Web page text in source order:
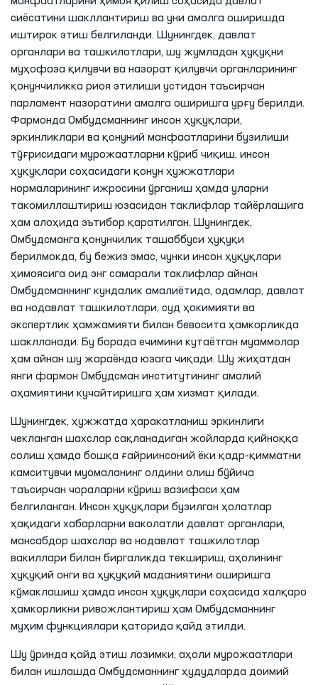
сиёсатини шакллантириш ва уни амалга оширишда
иштирок этиш белгиланди. Шунингдек, давлат
органлари ва ташкилотлари, шу жумладан ҳуқуқни
муҳофаза қилувчи ва назорат қилувчи органларининг
қонунчиликка риоя этилиши устидан таъсирчан
парламент назоратини амалга оширишга урғу берилди.
Фармонда Омбудсманнинг инсон ҳуқуқлари,
эркинликлари ва қонуний манфаатларини бузилиши
тўғрисидаги мурожаатларни кўриб чиқиш, инсон
ҳуқуқлари соҳасидаги қонун ҳужжатлари
нормаларининг ижросини ўрганиш ҳамда уларни
такомиллаштириш юзасидан таклифлар тайёрлашига
ҳам алоҳида эътибор қаратилган. Шунингдек,
Омбудсманга қонунчилик ташаббуси ҳуқуқи
берилмокда, бу бежиз эмас, чунки инсон ҳуқуқлари
ҳимоясига оид энг самарали таклифлар айнан
Омбудсманнинг кундалик амалиётида, одамлар, давлат
ва нодавлат ташкилотлари, суд ҳокимияти ва
экспертлик ҳамжамияти билан бевосита ҳамкорликда
шаклланади. Бу борада ечимини кутаётган муаммолар
ҳам айнан шу жараёнда юзага чиқади. Шу жиҳатдан
янги фармон Омбудсман институтининг амалий
аҳамиятини кучайтиришга ҳам хизмат қилади.
Шунингдек, ҳужжатда ҳаракатланиш эркинлиги
чекланган шахслар сақланадиган жойларда қийноққа
солиш ҳамда бошқа ғайриинсоний ёки қадр-қимматни
камситувчи муомаланинг олдини олиш бўйича
таъсирчан чораларни кўриш вазифаси ҳам
белгиланган. Инсон ҳуқуқлари бузилган ҳолатлар
ҳақидаги хабарларни ваколатли давлат органлари,
мансабдор шахслар ва нодавлат ташкилотлар
вакиллари билан биргаликда текшириш, аҳолининг
ҳуқуқий онги ва ҳуқуқий маданиятини оширишга
кўмаклашиш ҳамда инсон ҳуқуқлари соҳасида халқаро
ҳамкорликни ривожлантириш ҳам Омбудсманнинг
муҳим функциялари қаторида қайд этилди.
Шу ўринда қайд этиш лозимки, аҳоли мурожаатлари
билан ишлашда Омбудсманнинг ҳудудларда доимий